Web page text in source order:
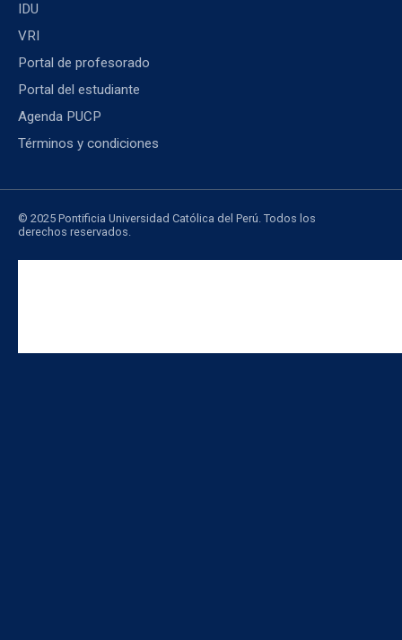
IDU
VRI
Portal de profesorado
Portal del estudiante
Agenda PUCP
Términos y condiciones
© 2025 Pontificia Universidad Católica del Perú. Todos los
derechos reservados.